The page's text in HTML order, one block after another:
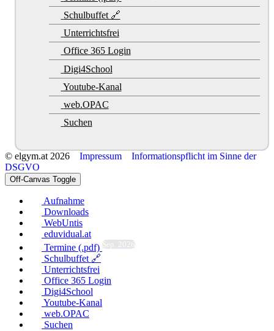
Schulbuffet 🔗
Unterrichtsfrei
Office 365 Login
Digi4School
Youtube-Kanal
web.OPAC
Suchen
© elgym.at 2026 Impressum
Informationspflicht im Sinne der
DSGVO
Off-Canvas Toggle
Aufnahme
Downloads
WebUntis
eduvidual.at
Termine (.pdf) Sep. 2026
Schulbuffet 🔗
Unterrichtsfrei
Office 365 Login
Digi4School
Youtube-Kanal
web.OPAC
Suchen